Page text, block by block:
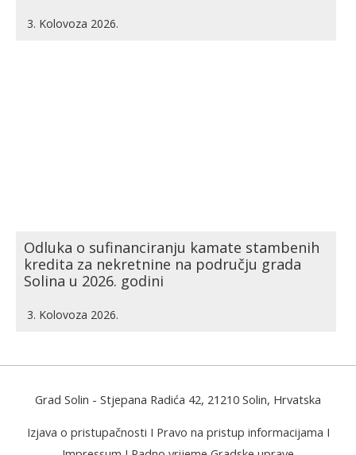
3. Kolovoza 2026.
Odluka o sufinanciranju kamate stambenih
kredita za nekretnine na području grada
Solina u 2026. godini
3. Kolovoza 2026.
Grad Solin - Stjepana Radića 42, 21210 Solin, Hrvatska
Izjava o pristupačnosti I Pravo na pristup informacijama I